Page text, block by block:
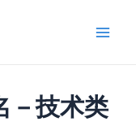
－技术类